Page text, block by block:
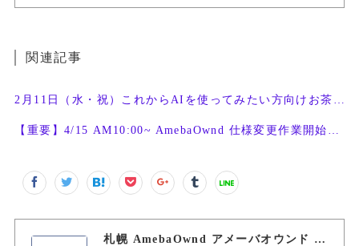
関連記事
札幌 AmebaOwnd アメーバオウンド 加藤敦志